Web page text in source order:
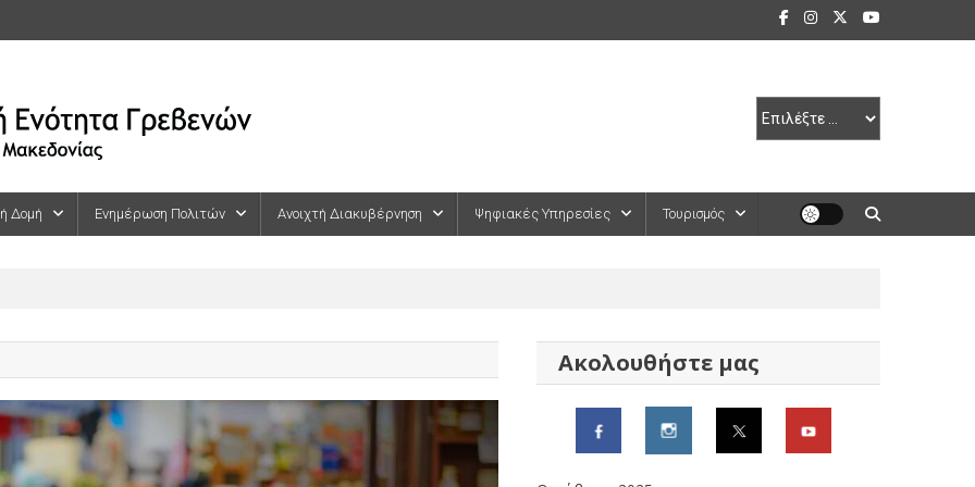
Δομή Ενημέρωση Πολιτών Ανοιχτή Διακυβέρνηση Ψηφιακές Υπηρεσίες Τουρισμός
Ακολουθήστε μας